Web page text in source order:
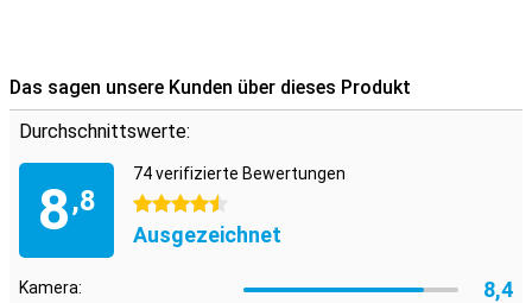
Das sagen unsere Kunden über dieses Produkt
Durchschnittswerte:
8,8
74 verifizierte Bewertungen
4.5 Sterne
Ausgezeichnet
Kamera: 8,4